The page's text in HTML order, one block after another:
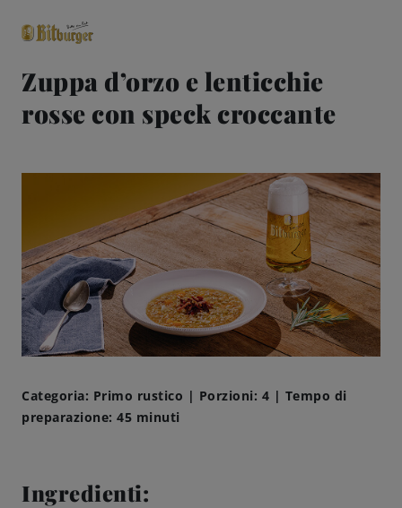
close
Classici premium 0,0% analcolico
Birre
Gusto
Share & Pair
Qualità
Ricette
Zuppa d’orzo e lenticchie
rosse con speck croccante
Categoria: Primo rustico | Porzioni: 4 | Tempo di
preparazione: 45 minuti
Ingredienti: